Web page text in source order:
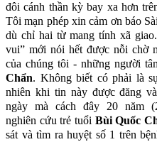
đôi cánh thần kỳ bay xa hơn
Tôi mạn phép xin cảm ơn báo
dù chỉ hai từ mang tính xã
vui” mới nói hết được nỗi chờ
của chúng tôi - những người
Chẩn. Không biết có phải là
nhiên khi tin này được đăng
ngày mà cách đây 20 năm
nghiên cứu trẻ tuổi Bùi Quốc
sát và tìm ra huyệt số 1 trên